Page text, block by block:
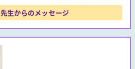
先生からのメッセージ